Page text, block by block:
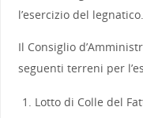
l’esercizio del
Il Consiglio
seguenti terreni per
Lotto di Colle del